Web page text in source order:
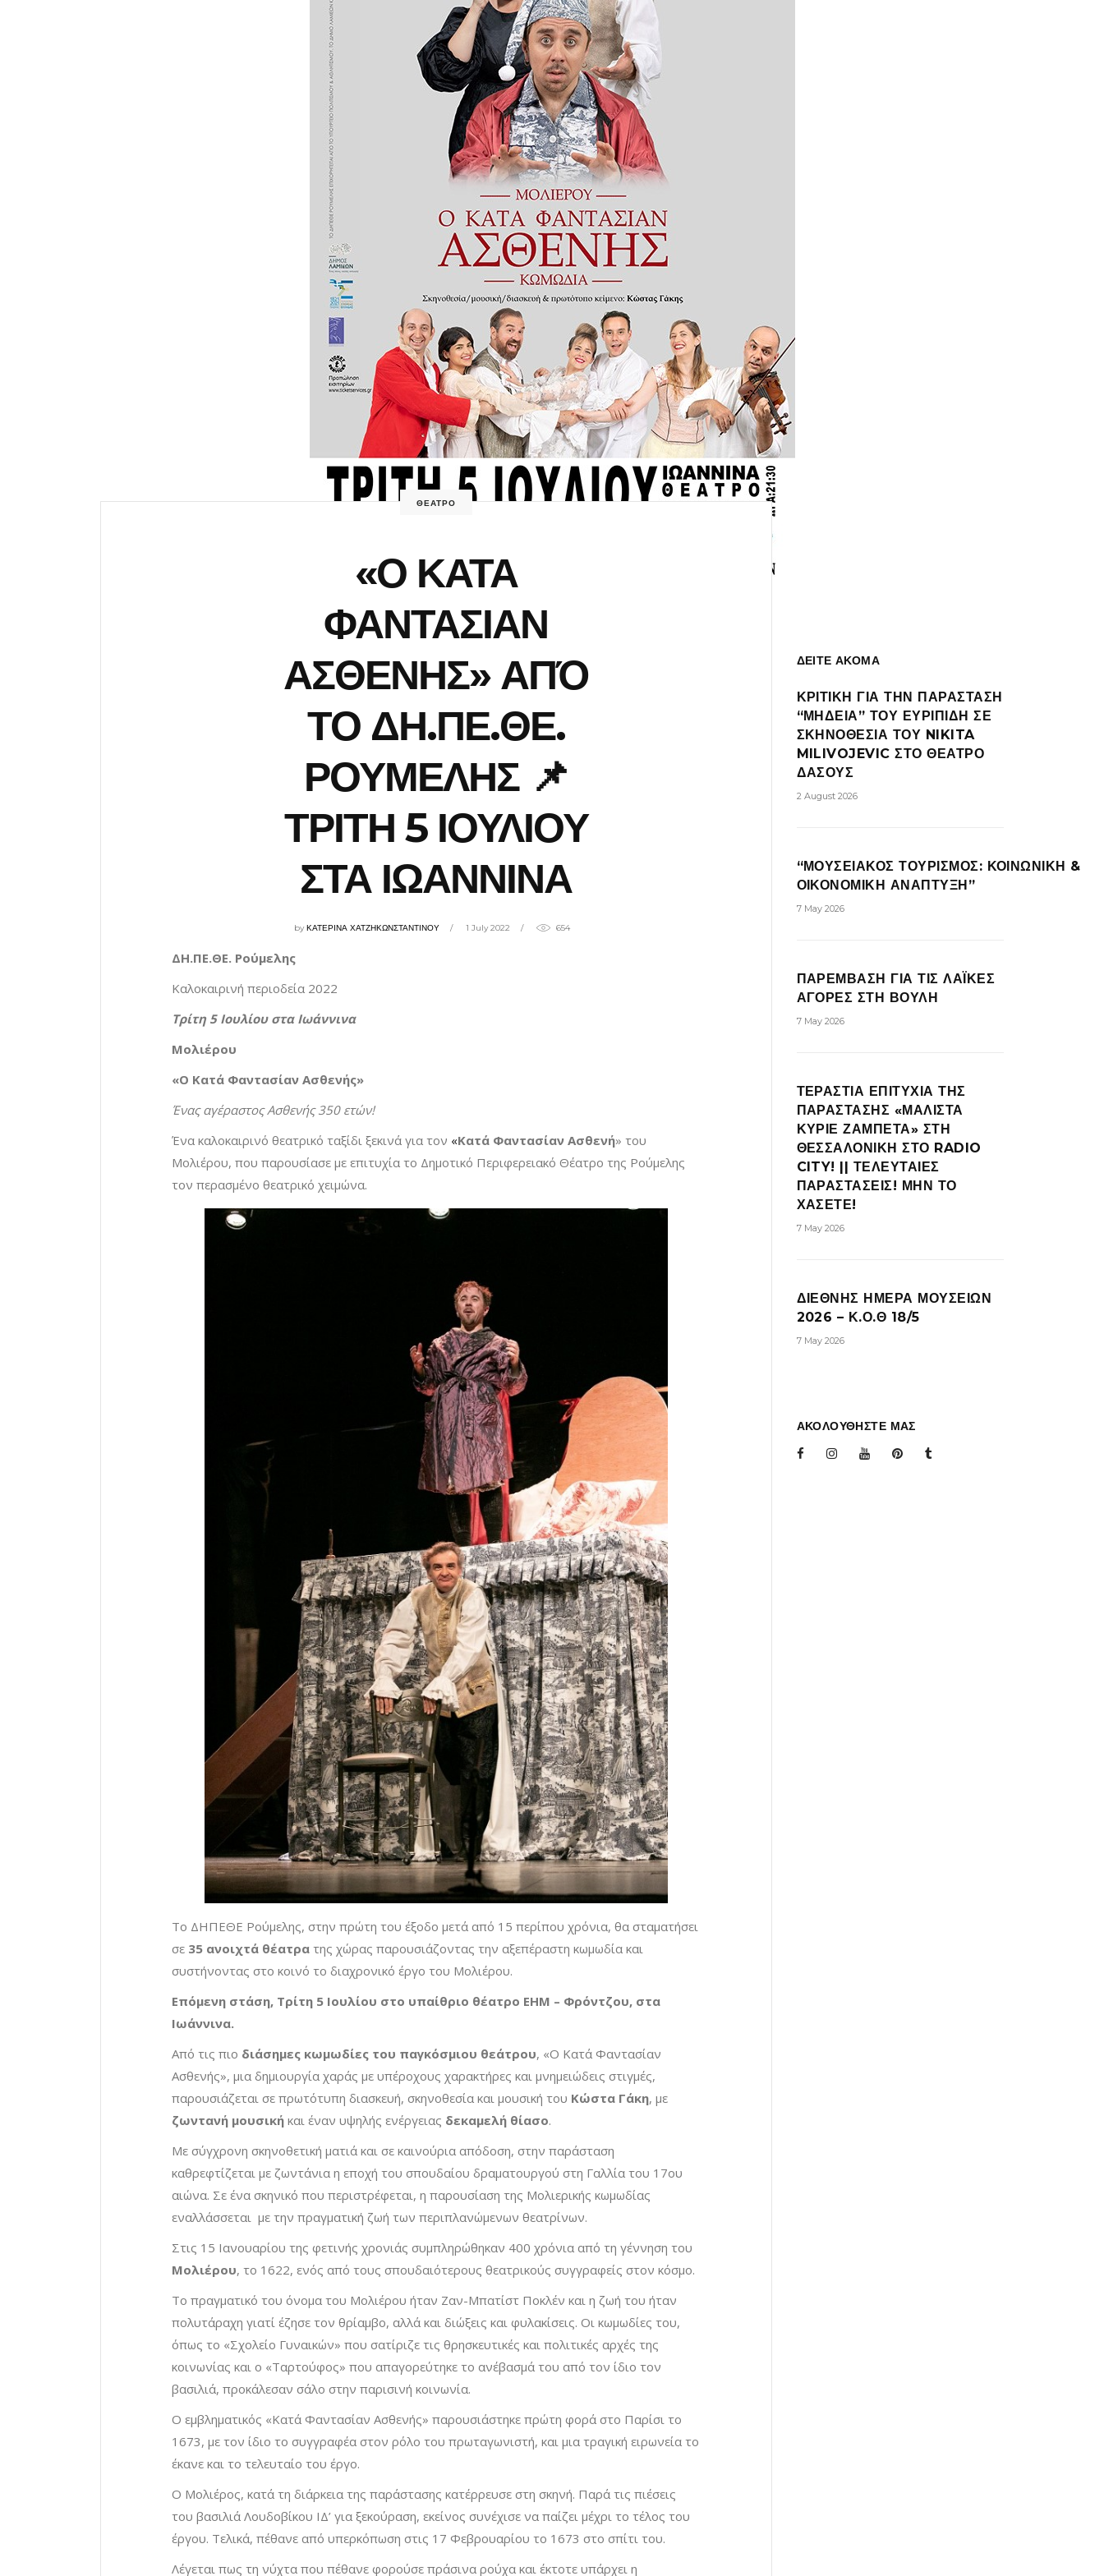
ΘΕΑΤΡΟ
«Ο ΚΑΤΑ
ΦΑΝΤΑΣΙΑΝ
ΑΣΘΕΝΗΣ» ΑΠΌ
ΤΟ ΔΗ.ΠΕ.ΘΕ.
ΡΟΥΜΕΛΗΣ 📌
ΤΡΙΤΗ 5 ΙΟΥΛΙΟΥ
ΣΤΑ ΙΩΑΝΝΙΝΑ
byΚΑΤΕΡΙΝΑ ΧΑΤΖΗΚΩΝΣΤΑΝΤΙΝΟΥ 1 July 2022 654
ΔΗ.ΠΕ.ΘΕ. Ρούμελης
Καλοκαιρινή περιοδεία 2022
Τρίτη 5 Ιουλίου στα Ιωάννινα
Μολιέρου
«Ο Κατά Φαντασίαν Ασθενής»
Ένας αγέραστος Ασθενής 350 ετών!
Ένα καλοκαιρινό θεατρικό ταξίδι ξεκινά για τον «Κατά Φαντασίαν Ασθενή» του
Μολιέρου, που παρουσίασε με επιτυχία το Δημοτικό Περιφερειακό Θέατρο της Ρούμελης
τον περασμένο θεατρικό χειμώνα.
Το ΔΗΠΕΘΕ Ρούμελης, στην πρώτη του έξοδο μετά από 15 περίπου χρόνια, θα σταματήσει
σε 35 ανοιχτά θέατρα της χώρας παρουσιάζοντας την αξεπέραστη κωμωδία και
συστήνοντας στο κοινό το διαχρονικό έργο του Μολιέρου.
Επόμενη στάση, Τρίτη 5 Ιουλίου στο υπαίθριο θέατρο ΕΗΜ – Φρόντζου, στα
Ιωάννινα.
Από τις πιο διάσημες κωμωδίες του παγκόσμιου θεάτρου, «Ο Κατά Φαντασίαν
Ασθενής», μια δημιουργία χαράς με υπέροχους χαρακτήρες και μνημειώδεις στιγμές,
παρουσιάζεται σε πρωτότυπη διασκευή, σκηνοθεσία και μουσική του Κώστα Γάκη, με
ζωντανή μουσική και έναν υψηλής ενέργειας δεκαμελή θίασο.
Με σύγχρονη σκηνοθετική ματιά και σε καινούρια απόδοση, στην παράσταση
καθρεφτίζεται με ζωντάνια η εποχή του σπουδαίου δραματουργού στη Γαλλία του 17ου
αιώνα. Σε ένα σκηνικό που περιστρέφεται, η παρουσίαση της Μολιερικής κωμωδίας
εναλλάσσεται με την πραγματική ζωή των περιπλανώμενων θεατρίνων.
Στις 15 Ιανουαρίου της φετινής χρονιάς συμπληρώθηκαν 400 χρόνια από τη γέννηση του
Μολιέρου, το 1622, ενός από τους σπουδαιότερους θεατρικούς συγγραφείς στον κόσμο.
Το πραγματικό του όνομα του Μολιέρου ήταν Ζαν-Μπατίστ Ποκλέν και η ζωή του ήταν
πολυτάραχη γιατί έζησε τον θρίαμβο, αλλά και διώξεις και φυλακίσεις. Οι κωμωδίες του,
όπως το «Σχολείο Γυναικών» που σατίριζε τις θρησκευτικές και πολιτικές αρχές της
κοινωνίας και ο «Ταρτούφος» που απαγορεύτηκε το ανέβασμά του από τον ίδιο τον
βασιλιά, προκάλεσαν σάλο στην παρισινή κοινωνία.
Ο εμβληματικός «Κατά Φαντασίαν Ασθενής» παρουσιάστηκε πρώτη φορά στο Παρίσι το
1673, με τον ίδιο το συγγραφέα στον ρόλο του πρωταγωνιστή, και μια τραγική ειρωνεία το
έκανε και το τελευταίο του έργο.
Ο Μολιέρος, κατά τη διάρκεια της παράστασης κατέρρευσε στη σκηνή. Παρά τις πιέσεις
του βασιλιά Λουδοβίκου ΙΔ’ για ξεκούραση, εκείνος συνέχισε να παίζει μέχρι το τέλος του
έργου. Τελικά, πέθανε από υπερκόπωση στις 17 Φεβρουαρίου το 1673 στο σπίτι του.
Λέγεται πως τη νύχτα που πέθανε φορούσε πράσινα ρούχα και έκτοτε υπάρχει η
ΔΕΙΤΕ ΑΚΟΜΑ
ΚΡΙΤΙΚΗ ΓΙΑ ΤΗΝ ΠΑΡΑΣΤΑΣΗ
“ΜΗΔΕΙΑ” ΤΟΥ ΕΥΡΙΠΙΔΗ ΣΕ
ΣΚΗΝΟΘΕΣΙΑ ΤΟΥ NIKITA
MILIVOJEVIC ΣΤΟ ΘΕΑΤΡΟ
ΔΑΣΟΥΣ
2 August 2026
“ΜΟΥΣΕΙΑΚΟΣ ΤΟΥΡΙΣΜΟΣ: ΚΟΙΝΩΝΙΚΗ &
ΟΙΚΟΝΟΜΙΚΗ ΑΝΑΠΤΥΞΗ”
7 May 2026
ΠΑΡΕΜΒΑΣΗ ΓΙΑ ΤΙΣ ΛΑΪΚΕΣ
ΑΓΟΡΕΣ ΣΤΗ ΒΟΥΛΗ
7 May 2026
ΤΕΡΑΣΤΙΑ ΕΠΙΤΥΧΙΑ ΤΗΣ
ΠΑΡΑΣΤΑΣΗΣ «ΜΑΛΙΣΤΑ
ΚΥΡΙΕ ΖΑΜΠΕΤΑ» ΣΤΗ
ΘΕΣΣΑΛΟΝΙΚΗ ΣΤΟ RADIO
CITY! || ΤΕΛΕΥΤΑΙΕΣ
ΠΑΡΑΣΤΑΣΕΙΣ! ΜΗΝ ΤΟ
ΧΑΣΕΤΕ!
7 May 2026
ΔΙΕΘΝΗΣ ΗΜΕΡΑ ΜΟΥΣΕΙΩΝ
2026 – Κ.Ο.Θ 18/5
7 May 2026
ΑΚΟΛΟΥΘΗΣΤΕ ΜΑΣ